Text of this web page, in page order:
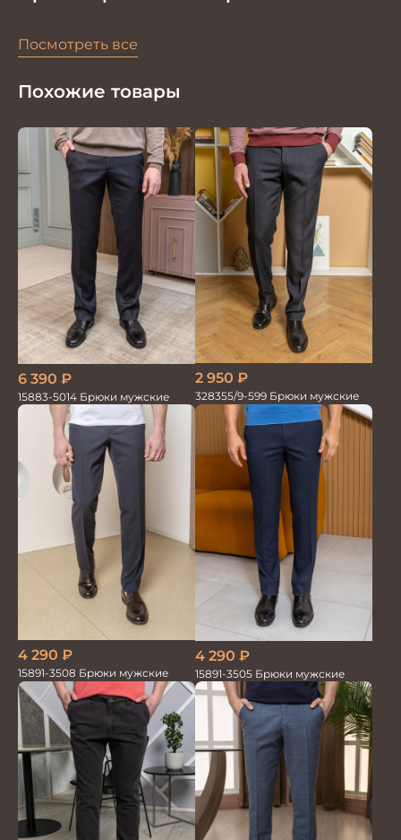
Посмотреть все
Похожие товары
6 390 ₽
15883-5014 Брюки мужские
2 950 ₽
328355/9-599 Брюки мужские
4 290 ₽
15891-3508 Брюки мужские
4 290 ₽
15891-3505 Брюки мужские